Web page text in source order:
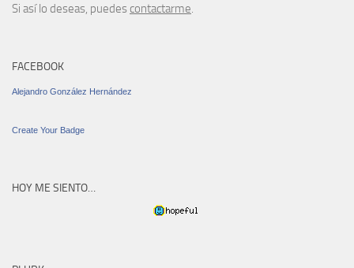
Si así lo deseas, puedes contactarme.
FACEBOOK
Alejandro González Hernández
Create Your Badge
HOY ME SIENTO…